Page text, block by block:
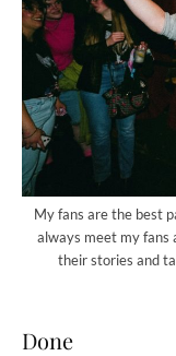
My fans are the best
always meet my fans
their stories and
Done